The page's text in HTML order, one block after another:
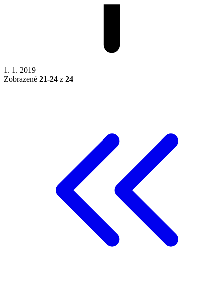
1. 1. 2019
Zobrazené 21-24 z 24